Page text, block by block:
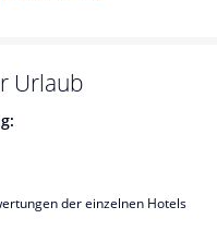
Urlaub
der einzelnen Hotels